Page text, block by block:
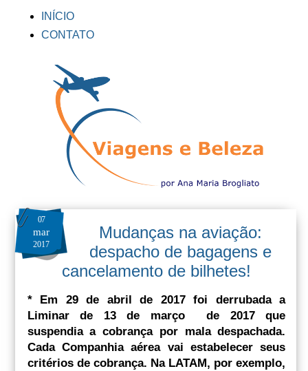
INÍCIO
CONTATO
07
mar
2017
Mudanças na aviação:
despacho de bagagens e
cancelamento de bilhetes!
* Em 29 de abril de 2017 foi derrubada a
Liminar de 13 de março de 2017 que
suspendia acobrança por mala despachada.
Cada Companhia aérea vai estabelecer seus
critérios de cobrança. Na LATAM, por exemplo,